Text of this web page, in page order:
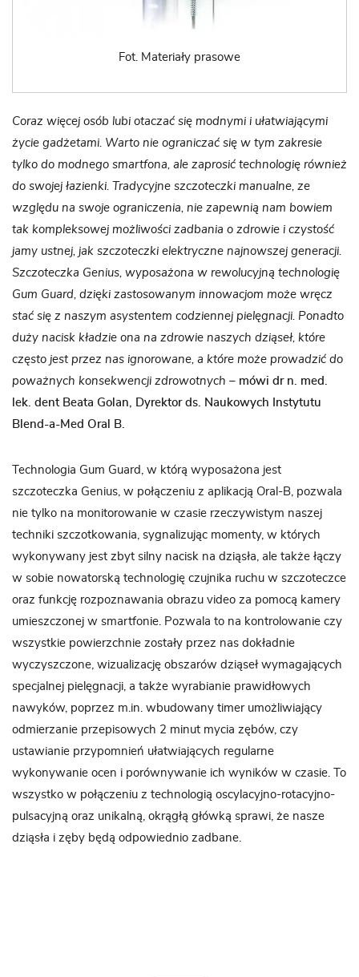
Fot. Materiały prasowe
Coraz więcej osób lubi otaczać się modnymi i ułatwiającymi
życie gadżetami. Warto nie ograniczać się w tym zakresie
tylko do modnego smartfona, ale zaprosić technologię również
do swojej łazienki. Tradycyjne szczoteczki manualne, ze
względu na swoje ograniczenia, nie zapewnią nam bowiem
tak kompleksowej możliwości zadbania o zdrowie i czystość
jamy ustnej, jak szczoteczki elektryczne najnowszej generacji.
Szczoteczka Genius, wyposażona w rewolucyjną technologię
Gum Guard, dzięki zastosowanym innowacjom może wręcz
stać się z naszym asystentem codziennej pielęgnacji. Ponadto
duży nacisk kładzie ona na zdrowie naszych dziąseł, które
często jest przez nas ignorowane, a które może prowadzić do
poważnych konsekwencji zdrowotnych – mówi dr n. med.
lek. dent Beata Golan, Dyrektor ds. Naukowych Instytutu
Blend-a-Med Oral B.
Technologia Gum Guard, w którą wyposażona jest
szczoteczka Genius, w połączeniu z aplikacją Oral-B, pozwala
nie tylko na monitorowanie w czasie rzeczywistym naszej
techniki szczotkowania, sygnalizując momenty, w których
wykonywany jest zbyt silny nacisk na dziąsła, ale także łączy
w sobie nowatorską technologię czujnika ruchu w szczoteczce
oraz funkcję rozpoznawania obrazu video za pomocą kamery
umieszczonej w smartfonie. Pozwala to na kontrolowanie czy
wszystkie powierzchnie zostały przez nas dokładnie
wyczyszczone, wizualizację obszarów dziąseł wymagających
specjalnej pielęgnacji, a także wyrabianie prawidłowych
nawyków, poprzez m.in. wbudowany timer umożliwiający
odmierzanie przepisowych 2 minut mycia zębów, czy
ustawianie przypomnień ułatwiających regularne
wykonywanie ocen i porównywanie ich wyników w czasie. To
wszystko w połączeniu z technologią oscylacyjno-rotacyjno-
pulsacyjną oraz unikalną, okrągłą główką sprawi, że nasze
dziąsła i zęby będą odpowiednio zadbane.